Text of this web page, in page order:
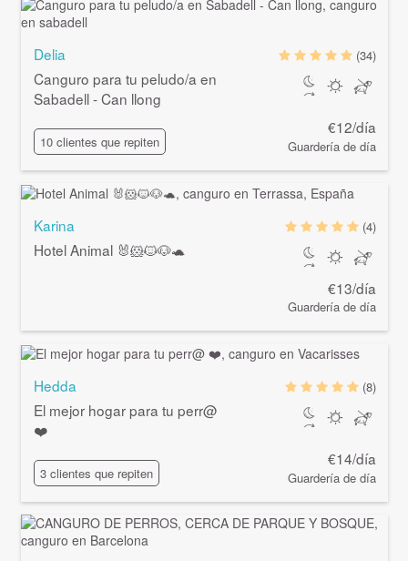
Delia
Canguro para tu peludo/a en
Sabadell - Can llong
10 clientes que repiten
(34)
€12/día
Guardería de día
Karina
Hotel Animal 🐰🐹🐱🐶🐢
(4)
€13/día
Guardería de día
Hedda
El mejor hogar para tu perr@
❤️
3 clientes que repiten
(8)
€14/día
Guardería de día